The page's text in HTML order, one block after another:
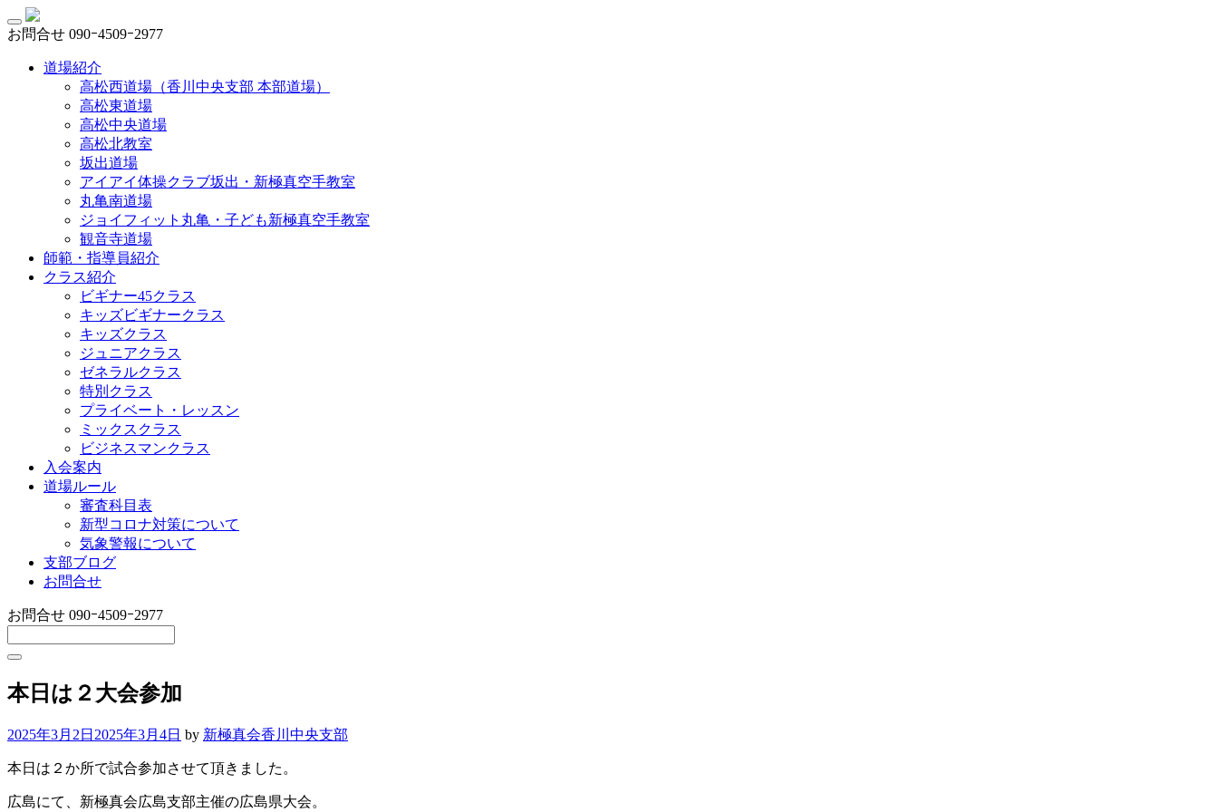
お問合せ 090ｰ4509ｰ2977
道場紹介
高松西道場（香川中央支部 本部道場）
高松東道場
高松中央道場
高松北教室
坂出道場
アイアイ体操クラブ坂出・新極真空手教室
丸亀南道場
ジョイフィット丸亀・子ども新極真空手教室
観音寺道場
師範・指導員紹介
クラス紹介
ビギナー45クラス
キッズビギナークラス
キッズクラス
ジュニアクラス
ゼネラルクラス
特別クラス
プライベート・レッスン
ミックスクラス
ビジネスマンクラス
入会案内
道場ルール
審査科目表
新型コロナ対策について
気象警報について
支部ブログ
お問合せ
お問合せ 090ｰ4509ｰ2977
本日は２大会参加
2025年3月2日 2025年3月4日 by 新極真会香川中央支部
本日は２か所で試合参加させて頂きました。
広島にて、新極真会広島支部主催の広島県大会。